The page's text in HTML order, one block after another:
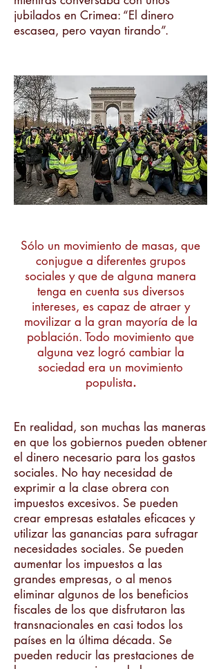
jubilados en Crimea: “El dinero
escasea, pero vayan tirando”.
Sólo un movimiento de masas, que
conjugue a diferentes grupos
sociales y que de alguna manera
tenga en cuenta sus diversos
intereses, es capaz de atraer y
movilizar a la gran mayoría de la
población. Todo movimiento que
alguna vez logró cambiar la
sociedad era un movimiento
populista.
En realidad, son muchas las maneras
en que los gobiernos pueden obtener
el dinero necesario para los gastos
sociales. No hay necesidad de
exprimir a la clase obrera con
impuestos excesivos. Se pueden
crear empresas estatales eficaces y
utilizar las ganancias para sufragar
necesidades sociales. Se pueden
aumentar los impuestos a las
grandes empresas, o al menos
eliminar algunos de los beneficios
fiscales de los que disfrutaron las
transnacionales en casi todos los
países en la última década. Se
pueden reducir las prestaciones de